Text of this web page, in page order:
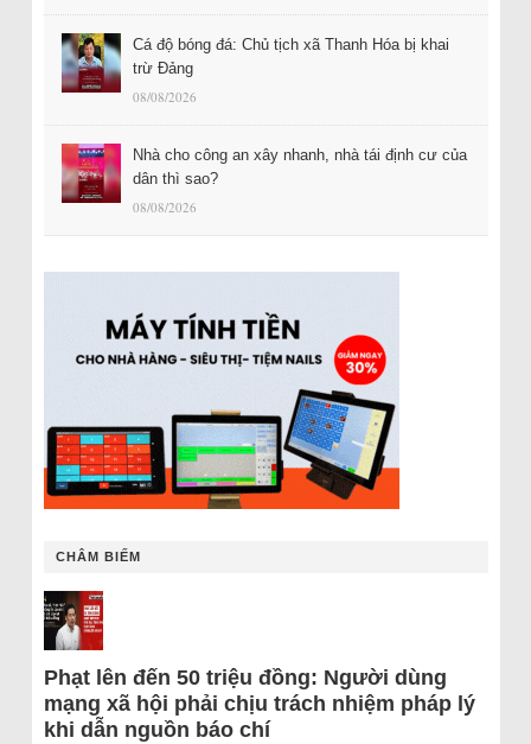
Cá độ bóng đá: Chủ tịch xã Thanh Hóa bị khai
trừ Đảng
08/08/2026
Nhà cho công an xây nhanh, nhà tái định cư của
dân thì sao?
08/08/2026
CHÂM BIẾM
Phạt lên đến 50 triệu đồng: Người dùng
mạng xã hội phải chịu trách nhiệm pháp lý
khi dẫn nguồn báo chí